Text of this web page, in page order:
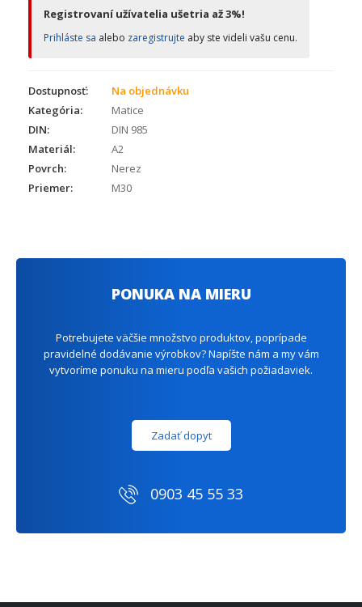
Registrovaní užívatelia ušetria až 3%!
Prihláste sa alebo zaregistrujte aby ste videli vašu cenu.
Dostupnosť:
Na objednávku
Kategória:
Matice
DIN:
DIN 985
Materiál:
A2
Povrch:
Nerez
Priemer:
M30
PONUKA NA MIERU
Potrebujete väčšie množstvo produktov, poprípade
pravidelné dodávanie výrobkov? Napíšte nám a my vám
vytvoríme ponuku na mieru podľa vašich požiadaviek.
Zadať dopyt
0903 45 55 33